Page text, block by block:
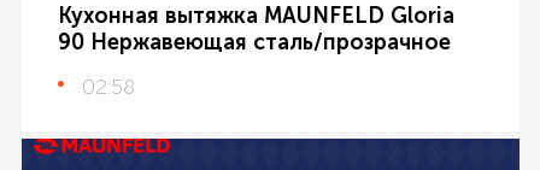
Кухонная вытяжка MAUNFELD Gloria
90 Нержавеющая сталь/прозрачное
02:58